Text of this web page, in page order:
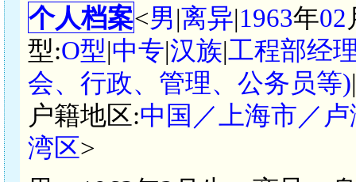
个人档案<男|离异|1963年02
型:O型|中专|汉族|工程部经
会、行政、管理、公务员等)
户籍地区:中国／上海市／
湾区>